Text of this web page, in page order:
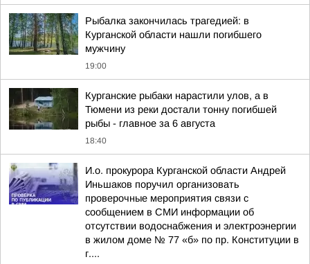
Рыбалка закончилась трагедией: в
Курганской области нашли погибшего
мужчину
19:00
Курганские рыбаки нарастили улов, а в
Тюмени из реки достали тонну погибшей
рыбы - главное за 6 августа
18:40
И.о. прокурора Курганской области Андрей
Иньшаков поручил организовать
проверочные мероприятия связи с
сообщением в СМИ информации об
отсутствии водоснабжения и электроэнергии
в жилом доме № 77 «б» по пр. Конституции в
г....